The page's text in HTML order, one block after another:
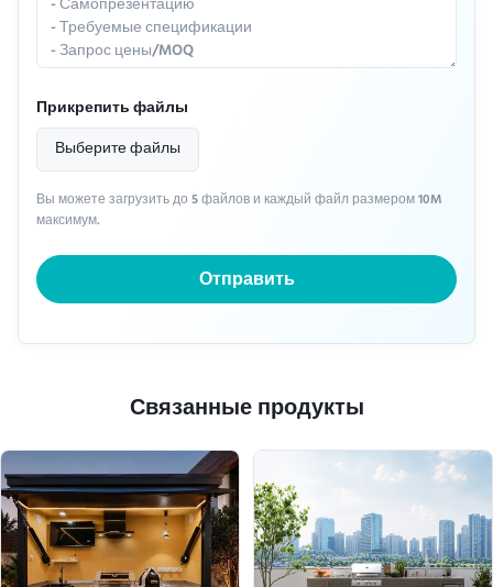
Прикрепить файлы
Выберите файлы
Вы можете загрузить до 5 файлов и каждый файл размером 10M
максимум.
Отправить
Связанные продукты